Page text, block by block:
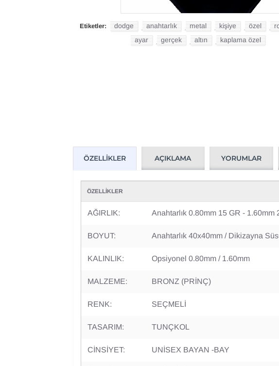
Etiketler: dodge , anahtarlık , metal , kişiye , özel ,
ayar , gerçek , altın , kaplama özel
ÖZELLIKLER AÇIKLAMA YORUMLAR
ÖZELLİKLER
AĞIRLIK: Anahtarlık 0.80mm 15 GR -
BOYUT: Anahtarlık 40x40mm / Dikizayna
KALINLIK: Opsiyonel 0.80mm / 1.60mm
MALZEME: BRONZ (PRİNÇ)
RENK: SEÇMELİ
TASARIM: TUNÇKOL
CİNSİYET: UNİSEX BAYAN -BAY